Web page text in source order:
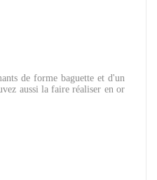
de forme baguette et d'un
aussi la faire réaliser en or